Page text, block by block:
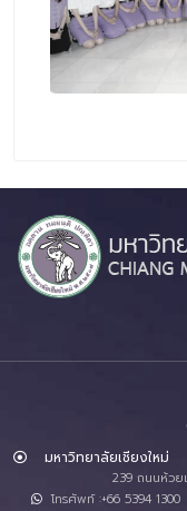
มหาวิทยาลัยเชียงใหม่
239 ถนนห้วย
โทรศัพท์ :+66 5394 1300